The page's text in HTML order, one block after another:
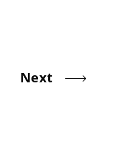
Next